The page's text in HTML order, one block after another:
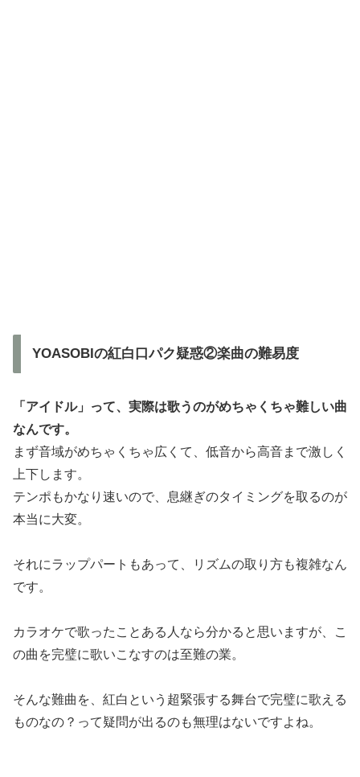
YOASOBIの紅白口パク疑惑②楽曲の難易度
「アイドル」って、実際は歌うのがめちゃくちゃ難しい曲
なんです。
まず音域がめちゃくちゃ広くて、低音から高音まで激しく
上下します。
テンポもかなり速いので、息継ぎのタイミングを取るのが
本当に大変。
それにラップパートもあって、リズムの取り方も複雑なん
です。
カラオケで歌ったことある人なら分かると思いますが、こ
の曲を完璧に歌いこなすのは至難の業。
そんな難曲を、紅白という超緊張する舞台で完璧に歌える
ものなの？って疑問が出るのも無理はないですよね。